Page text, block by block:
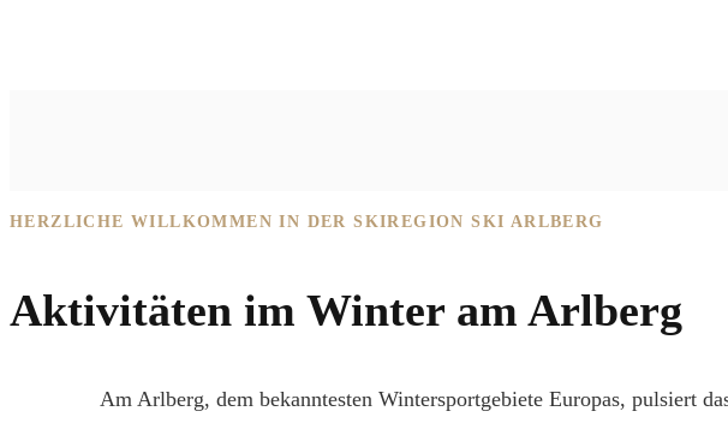
HERZLICHE WILLKOMMEN IN DER SKIREGION SKI ARLBERG
Aktivitäten im Winter am Arlberg
Am Arlberg, dem bekanntesten Wintersportgebiete Europas, pulsiert